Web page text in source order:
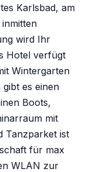
Karlsbad, am
wird Ihr
Hotel verfügt
Wintergarten
es einen
Boots,
mit
Tanzparket ist
für max
WLAN zur